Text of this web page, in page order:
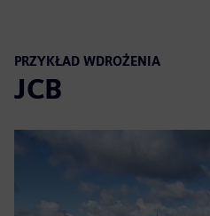
PRZYKŁAD WDROŻENIA
JCB